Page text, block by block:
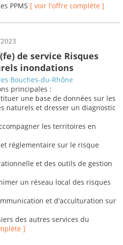
PPMS [ voir l'offre complète ]
de service Risques
inondations
Bouches-du-Rhône
principales :
une base de données sur les
naturels et dresser un diagnostic
les territoires en
réglementaire sur le risque
et des outils de gestion
un réseau local des risques
et d'acculturation sur
des autres services du
]